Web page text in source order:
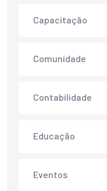
Capacitação
Comunidade
Contabilidade
Educação
Eventos